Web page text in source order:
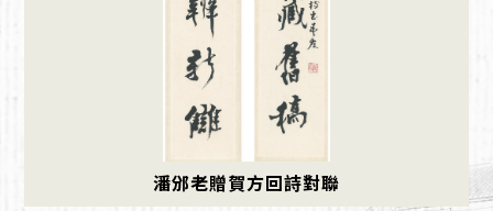
潘邠老贈賀方回詩對聯